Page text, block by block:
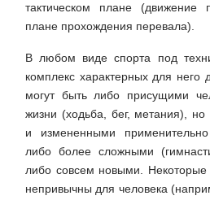
тактическом плане
плане прохождения перевала).
В любом виде спорта под
комплекс характерных для него
могут быть либо присущими
жизни (ходьба, бег, метания),
и измененными
либо более сложными
либо совсем новыми.
непривычны для человека